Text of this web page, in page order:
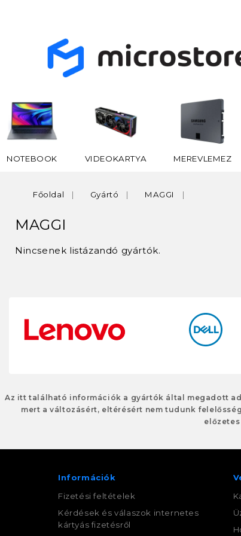
NOTEBOOK VIDEOKARTYA MEREVLEMEZ
Főoldal Gyártó MAGGI
MAGGI
Nincsenek listázandó gyártók.
Az itt található információk a gyártók által megadott
mert a változásért, eltérésért nem tudunk
Információk
Fizetési feltételek
Kérdések és válaszok internetes
kártyás fizetésről